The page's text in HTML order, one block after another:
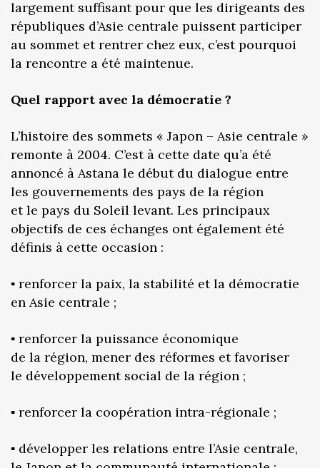
largement suffisant pour que les dirigeants des
républiques d’Asie centrale puissent participer
au sommet et rentrer chez eux, c’est pourquoi
la rencontre a été maintenue.
Quel rapport avec la démocratie ?
L’histoire des sommets « Japon – Asie centrale »
remonte à 2004. C’est à cette date qu’a été
annoncé à Astana le début du dialogue entre
les gouvernements des pays de la région
et le pays du Soleil levant. Les principaux
objectifs de ces échanges ont également été
définis à cette occasion :
▪️ renforcer la paix, la stabilité et la démocratie
en Asie centrale ;
▪️ renforcer la puissance économique
de la région, mener des réformes et favoriser
le développement social de la région ;
▪️ renforcer la coopération intra-régionale ;
▪️ développer les relations entre l’Asie centrale,